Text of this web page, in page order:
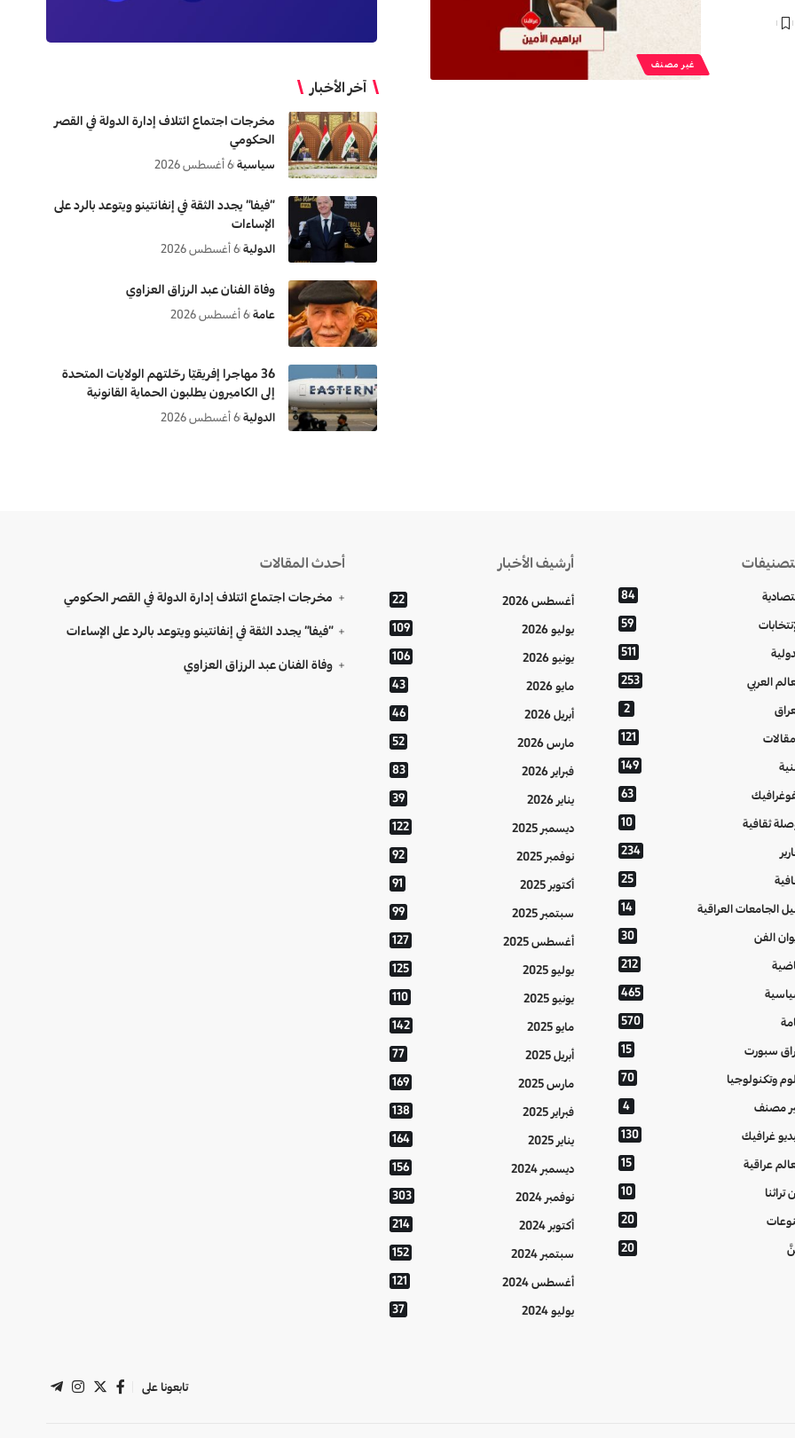
غير مصنف
آخر الأخبار
مخرجات اجتماع ائتلاف إدارة الدولة في القصر
الحكومي
سياسية 6 أغسطس 2026
“فيفا” يجدد الثقة في إنفانتينو ويتوعد بالرد على
الإساءات
الدولية 6 أغسطس 2026
وفاة الفنان عبد الرزاق العزاوي
عامة 6 أغسطس 2026
36 مهاجرا إفريقيّا رحّلتهم الولايات المتحدة
إلى الكاميرون يطلبون الحماية القانونية
الدولية 6 أغسطس 2026
84
59
511
العربي 253
2
121
149
63
ثقافية 10
234
25
الجامعات العراقية 14
الفن 30
212
465
570
سبورت 15
وتكنولوجيا 70
مصنف 4
غرافيك 130
عراقية 15
تراثنا 10
20
20
أرشيف الأخبار
أغسطس 2026 22
يوليو 2026 109
يونيو 2026 106
مايو 2026 43
أبريل 2026 46
مارس 2026 52
فبراير 2026 83
يناير 2026 39
ديسمبر 2025 122
نوفمبر 2025 92
أكتوبر 2025 91
سبتمبر 2025 99
أغسطس 2025 127
يوليو 2025 125
يونيو 2025 110
مايو 2025 142
أبريل 2025 77
مارس 2025 169
فبراير 2025 138
يناير 2025 164
ديسمبر 2024 156
نوفمبر 2024 303
أكتوبر 2024 214
سبتمبر 2024 152
أغسطس 2024 121
يوليو 2024 37
أحدث المقالات
مخرجات اجتماع ائتلاف إدارة الدولة في القصر الحكومي
“فيفا” يجدد الثقة في إنفانتينو ويتوعد بالرد على الإساءات
وفاة الفنان عبد الرزاق العزاوي
تابعونا على